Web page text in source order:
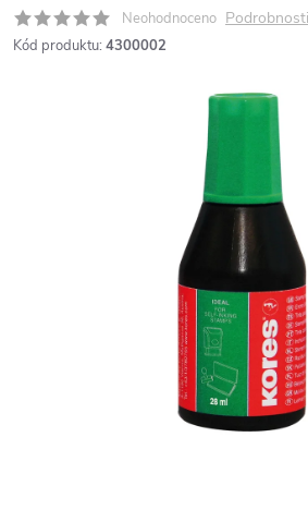
Neohodnoceno
Kód produktu: 4300002